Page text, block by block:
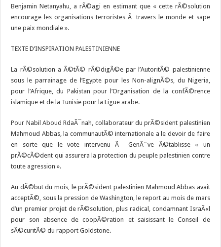
Benjamin Netanyahu, a rÃ©agi en estimant que « cette rÃ©solution
encourage les organisations terroristes Ã travers le monde et sape
une paix mondiale ».
TEXTE D’INSPIRATION PALESTINIENNE
La rÃ©solution a Ã©tÃ© rÃ©digÃ©e par l’AutoritÃ© palestinienne
sous le parrainage de l’Egypte pour les Non-alignÃ©s, du Nigeria,
pour l’Afrique, du Pakistan pour l’Organisation de la confÃ©rence
islamique et de la Tunisie pour la Ligue arabe.
Pour Nabil Aboud RdaÃ¯nah, collaborateur du prÃ©sident palestinien
Mahmoud Abbas, la communautÃ© internationale a le devoir de faire
en sorte que le vote intervenu Ã GenÃ¨ve Ã©tablisse « un
prÃ©cÃ©dent qui assurera la protection du peuple palestinien contre
toute agression ».
Au dÃ©but du mois, le prÃ©sident palestinien Mahmoud Abbas avait
acceptÃ©, sous la pression de Washington, le report au mois de mars
d’un premier projet de rÃ©solution, plus radical, condamnant IsraÃ«l
pour son absence de coopÃ©ration et saisissant le Conseil de
sÃ©curitÃ© du rapport Goldstone.